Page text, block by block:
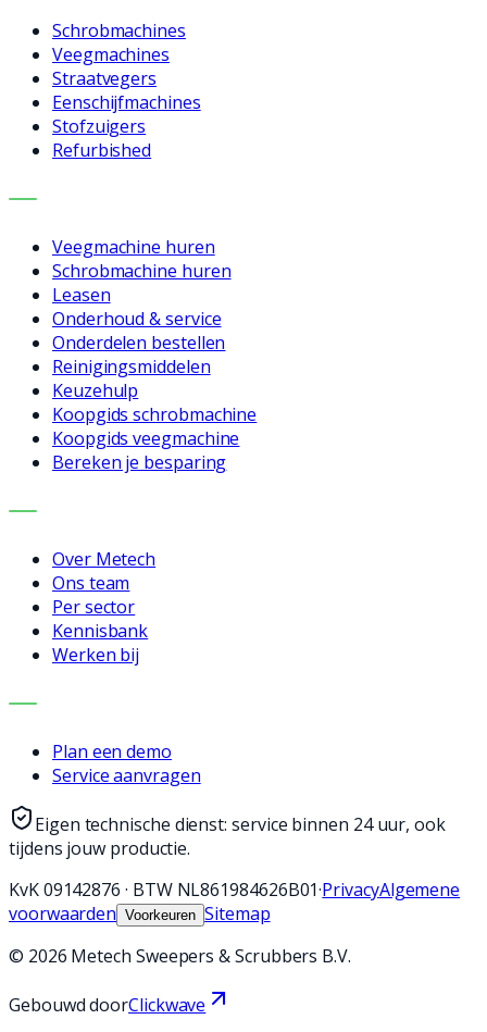
Schrobmachines
Veegmachines
Straatvegers
Eenschijfmachines
Stofzuigers
Refurbished
DIENSTEN
Veegmachine huren
Schrobmachine huren
Leasen
Onderhoud & service
Onderdelen bestellen
Reinigingsmiddelen
Keuzehulp
Koopgids schrobmachine
Koopgids veegmachine
Bereken je besparing
BEDRIJF
Over Metech
Ons team
Per sector
Kennisbank
Werken bij
CONTACT
Plan een demo
Service aanvragen
Eigen technische dienst: service binnen 24 uur, ook
tijdens jouw productie.
KvK09142876 · BTW NL861984626B01·PrivacyAlgemene
voorwaarden Voorkeuren Sitemap
© 2026 Metech Sweepers & Scrubbers B.V.
Gebouwd doorClickwave